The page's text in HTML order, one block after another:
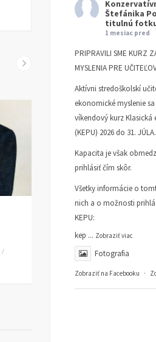
Prečo nie tri
kraje, a vlastne ani tých
osem z mečiarizmu
DUŠAN SLOBODA
Štefánika
titulnú
1 mesiac pred
PRIPRAVILI SME KURZ
MYSLENIA PRE
Aktívni stredoškolskí
ekonomické myslenie
víkendový kurz
(KEPU) 2026 do 31. JÚLA.
Kapacita je však
prihlásiť čím skôr.
Všetky informácie o
nich a o možnosti
KEPU:
kep ... Zobraziť viac
Fotografia
Zobraziť na Facebooku ·